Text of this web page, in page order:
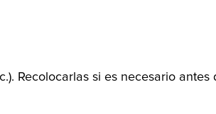
Recolocarlas si es necesario